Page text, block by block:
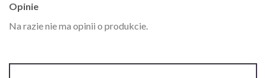
Opinie
Na razie nie ma opinii o produkcie.